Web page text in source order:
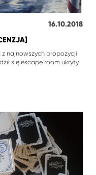
16.10.2018
z najnowszych propozycji
się escape room ukryty